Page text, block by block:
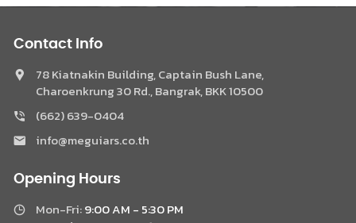
Contact Info
78 Kiatnakin Building, Captain Bush Lane,
Charoenkrung 30 Rd., Bangrak, BKK 10500
(662) 639-0404
info@meguiars.co.th
Opening Hours
Mon-Fri:9:00 AM - 5:30 PM